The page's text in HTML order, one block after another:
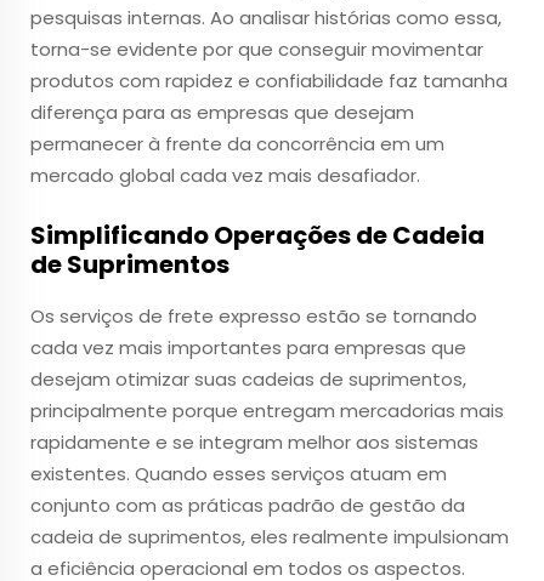
pesquisas internas. Ao analisar histórias como essa,
torna-se evidente por que conseguir movimentar
produtos com rapidez e confiabilidade faz tamanha
diferença para as empresas que desejam
permanecer à frente da concorrência em um
mercado global cada vez mais desafiador.
Simplificando Operações de Cadeia
de Suprimentos
Os serviços de frete expresso estão se tornando
cada vez mais importantes para empresas que
desejam otimizar suas cadeias de suprimentos,
principalmente porque entregam mercadorias mais
rapidamente e se integram melhor aos sistemas
existentes. Quando esses serviços atuam em
conjunto com as práticas padrão de gestão da
cadeia de suprimentos, eles realmente impulsionam
a eficiência operacional em todos os aspectos.